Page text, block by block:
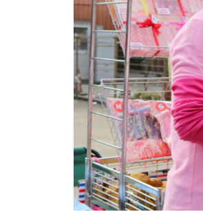
バレ
六三郎
バレン
（アン